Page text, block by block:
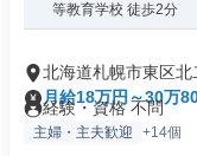
等教育学校 徒歩2分
北海道札幌市東区北
月給18万円～30万
経験・資格 不問
主婦・主夫歓迎 +14個